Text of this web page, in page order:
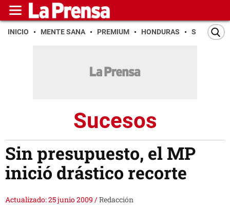
INICIO MENTE SANA PREMIUM HONDURAS SAN PEDRO
Sucesos
Sin presupuesto, el MP
inició drástico recorte
Actualizado: 25 junio 2009 /Redacción